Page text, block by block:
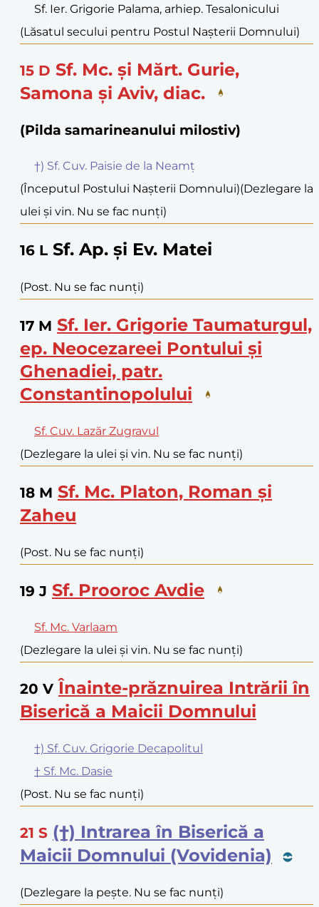
Sf. Ier. Grigorie Palama, arhiep. Tesalonicului
(Lăsatul secului pentru Postul Nașterii Domnului)
15 D Sf. Mc. și Mărt. Gurie,
Samona și Aviv, diac.
(Pilda samarineanului milostiv)
†) Sf. Cuv. Paisie de la Neamț
(Începutul Postului Nașterii Domnului)(Dezlegare la
ulei și vin. Nu se fac nunți)
16 L Sf. Ap. și Ev. Matei
(Post. Nu se fac nunți)
17 M Sf. Ier. Grigorie Taumaturgul,
ep. Neocezareei Pontului și
Ghenadiei, patr.
Constantinopolului
Sf. Cuv. Lazăr Zugravul
(Dezlegare la ulei și vin. Nu se fac nunți)
18 M Sf. Mc. Platon, Roman și
Zaheu
(Post. Nu se fac nunți)
19 J Sf. Prooroc Avdie
Sf. Mc. Varlaam
(Dezlegare la ulei și vin. Nu se fac nunți)
20 V Înainte-prăznuirea Intrării în
Biserică a Maicii Domnului
†) Sf. Cuv. Grigorie Decapolitul
† Sf. Mc. Dasie
(Post. Nu se fac nunți)
21 S (†) Intrarea în Biserică a
Maicii Domnului (Vovidenia)
(Dezlegare la pește. Nu se fac nunți)